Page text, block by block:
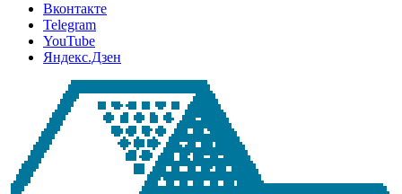
Вконтакте
Telegram
YouTube
Яндекс.Дзен